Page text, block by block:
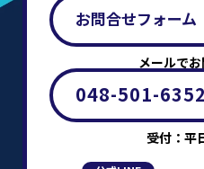
お問合せフォーム
メールで
048-501-6352
受付：平